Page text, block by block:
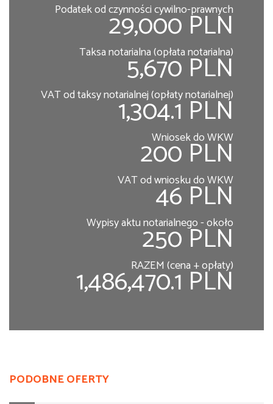
Podatek od czynności cywilno-prawnych
29,000 PLN
Taksa notarialna (opłata notarialna)
5,670 PLN
VAT od taksy notarialnej (opłaty notarialnej)
1,304.1 PLN
Wniosek do WKW
200 PLN
VAT od wniosku do WKW
46 PLN
Wypisy aktu notarialnego - około
250 PLN
RAZEM (cena + opłaty)
1,486,470.1 PLN
PODOBNE OFERTY